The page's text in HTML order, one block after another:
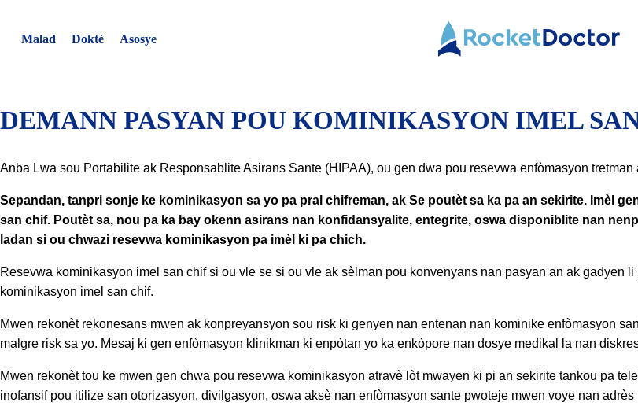
Doktè
fize
Malad Doktè Asosye
DEMANN PASYAN POU KOMINIKASYON IMEL
Anba Lwa sou Portabilite ak Responsablite Asirans Sante (HIPAA), ou gen dwa pou resevwa enfòmasyon
Sepandan, tanpri sonje ke kominikasyon sa yo pa pral chifreman, ak Se poutèt sa ka pa an sekirite. Imèl
san chif. Poutèt sa, nou pa ka bay okenn asirans nan konfidansyalite, entegrite, oswa disponiblite nan
ladan si ou chwazi resevwa kominikasyon pa imèl ki pa chich.
Resevwa kominikasyon imel san chif si ou vle se si ou vle ak sèlman pou konvenyans nan pasyan an ak gadyen
kominikasyon imel san chif.
Mwen rekonèt rekonesans mwen ak konpreyansyon sou risk ki genyen nan entenan nan kominike enfòmasyon
malgre risk sa yo. Mesaj ki gen enfòmasyon klinikman ki enpòtan yo ka enkòpore nan dosye medikal la nan
Mwen rekonèt tou ke mwen gen chwa pou resevwa kominikasyon atravè lòt mwayen ki pi an sekirite tankou pa
inofansif pou itilize san otorizasyon, divilgasyon, oswa aksè nan enfòmasyon sante pwoteje mwen voye nan adrès